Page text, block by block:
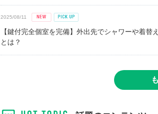
2025/08/11
【鍵付完全個室を完備】外出先でシャワーや着
とは？